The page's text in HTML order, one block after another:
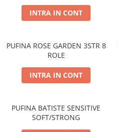
INTRA IN CONT
PUFINA ROSE GARDEN 3STR 8
ROLE
INTRA IN CONT
PUFINA BATISTE SENSITIVE
SOFT/STRONG